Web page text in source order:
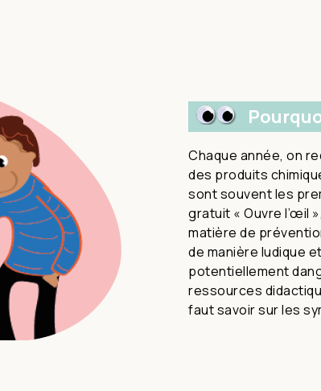
Chaque année, on
des produits
sont souvent les
gratuit « Ouvre l’œil
matière de
de manière ludique
potentiellement
ressources
faut savoir sur les